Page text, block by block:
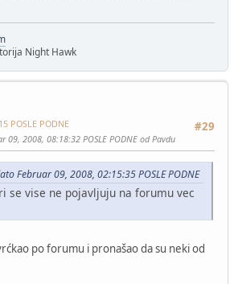
Night Hawk
#29
POSLE PODNE
09, 2008, 08:18:32 POSLE PODNE od Pavdu
Februar 09, 2008, 02:15:35 POSLE PODNE
se vise ne pojavljuju na forumu vec
po forumu i pronašao da su neki od